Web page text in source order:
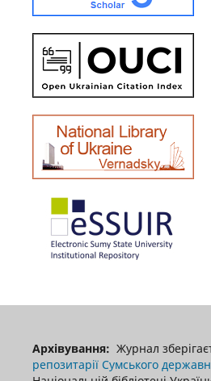
Архівування: Журнал
репозитарії Сумського